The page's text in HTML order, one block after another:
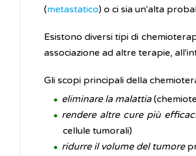
(metastatico) o ci sia un'alta
Esistono diversi tipi di
associazione ad altre terapie,
Gli scopi principali della
eliminare la malattia
rendere altre cure più
cellule tumorali)
ridurre il volume del tumore